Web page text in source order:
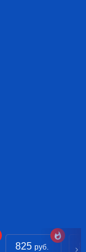
825 руб.